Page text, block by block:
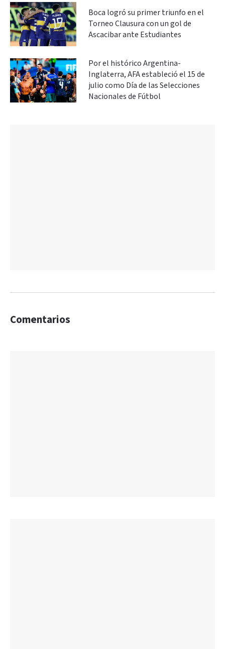
Boca logró su primer triunfo en el
Torneo Clausura con un gol de
Ascacibar ante Estudiantes
Por el histórico Argentina-
Inglaterra, AFA estableció el 15 de
julio como Día de las Selecciones
Nacionales de Fútbol
Comentarios